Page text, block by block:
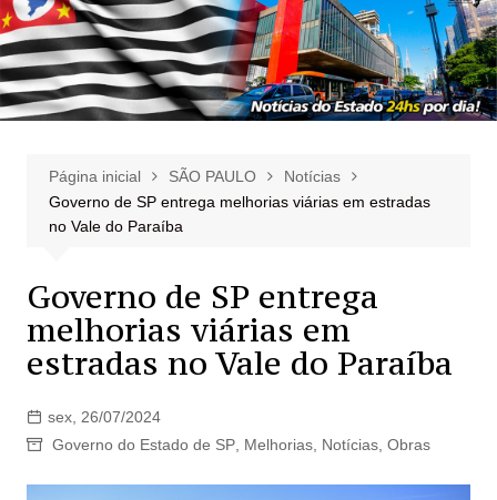
Página inicial SÃO PAULO
Notícias
Governo de SP entrega melhorias viárias em estradas
no Vale do Paraíba
Governo de SP entrega
melhorias viárias em
estradas no Vale do Paraíba
sex, 26/07/2024
Governo do Estado de SP, Melhorias, Notícias, Obras